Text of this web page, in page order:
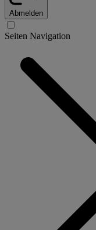
Abmelden
Seiten Navigation